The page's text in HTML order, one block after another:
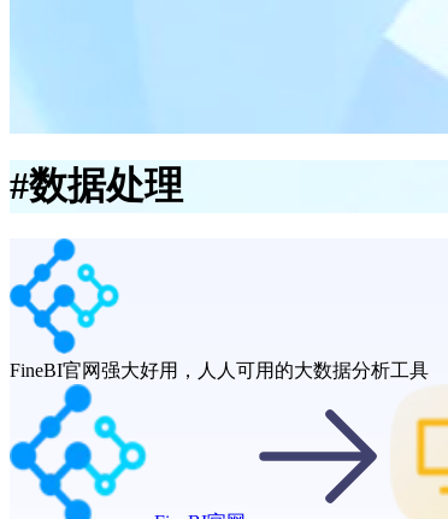
#数据处理
FineBI官网强大好用，人人可用的大数据分析工具